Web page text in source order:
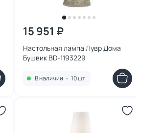
15 951 ₽
Настольная лампа Лувр Дома
Бушвик BD-1193229
В наличии • 10 шт.